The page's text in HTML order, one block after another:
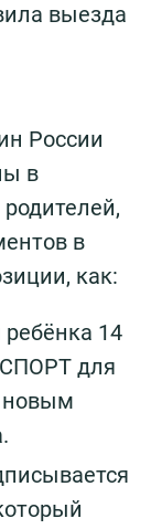
выезда
России
в
в
как:
14
для
новым